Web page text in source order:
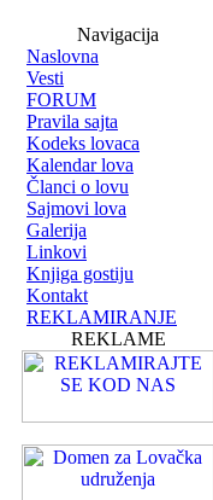
Navigacija
Naslovna
Vesti
FORUM
Pravila sajta
Kodeks lovaca
Kalendar lova
Članci o lovu
Sajmovi lova
Galerija
Linkovi
Knjiga gostiju
Kontakt
REKLAMIRANJE
REKLAME